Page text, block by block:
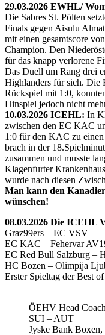
29.03.2026 EWHL/
Die Sabres St. Pölten
Finals gegen Aisulu
mit einen gesamtscore
Champion. Den
für das knapp verlorene
Das Duell um Rang drei
Highlanders für sich. Die
Rückspiel mit 1:0,
Hinspiel jedoch nicht
10.03.2026 ICEHL: In
zwischen den EC KAC
1:0 für den KAC zu
brach in der
zusammen und musste
Klagenfurter
wurde nach diesen
Man kann den
wünschen!
08.03.2026 Die ICEHL
Graz99ers – EC VSV
EC KAC – Fehervar
EC Red Bull Salzburg –
HC Bozen – Olimpija
Erster Spieltag der Best
ÖEHV Head
SUI – AUT
Jyske Bank